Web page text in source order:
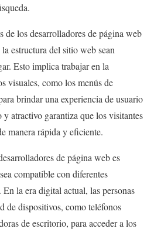
de los desarrolladores de página web
estructura del sitio web sean
Esto implica trabajar en la
visuales, como los menús de
brindar una experiencia de usuario
atractivo garantiza que los visitantes
manera rápida y eficiente.
de página web es
compatible con diferentes
la era digital actual, las personas
de dispositivos, como teléfonos
de escritorio, para acceder a los